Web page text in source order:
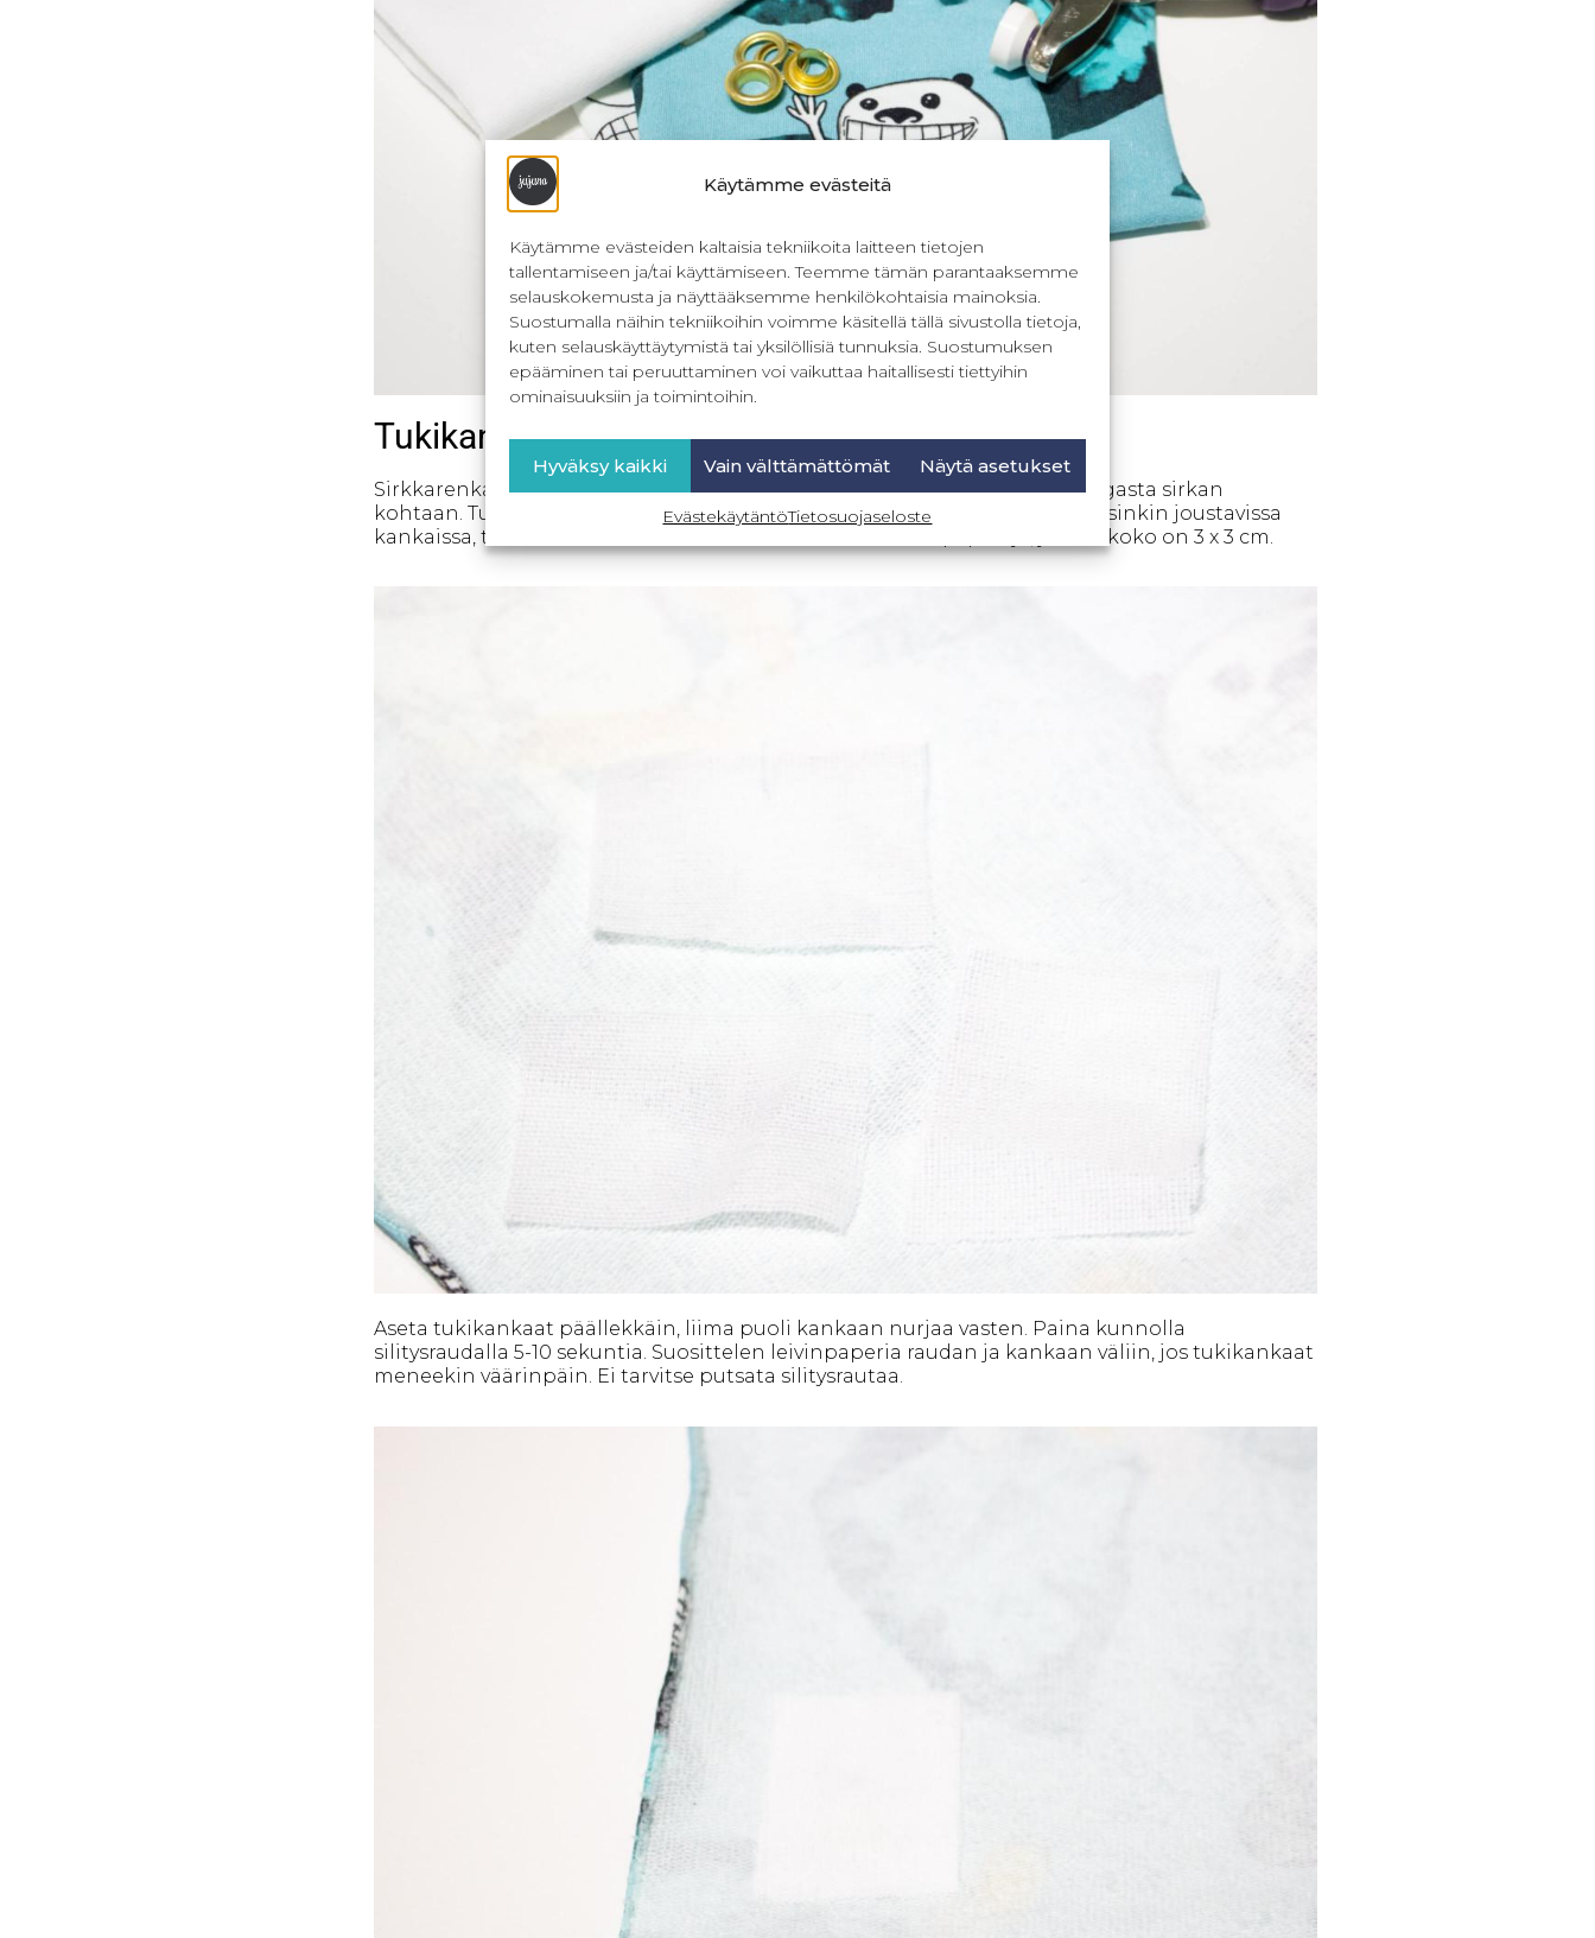
Käytämme evästeitä
Käytämme evästeiden kaltaisia tekniikoita laitteen tietojen
tallentamiseen ja/tai käyttämiseen. Teemme tämän parantaaksemme
selauskokemusta ja näyttääksemme henkilökohtaisia mainoksia.
Suostumalla näihin tekniikoihin voimme käsitellä tällä sivustolla tietoja,
kuten selauskäyttäytymistä tai yksilöllisiä tunnuksia. Suostumuksen
epääminen tai peruuttaminen voi vaikuttaa haitallisesti tiettyihin
ominaisuuksiin ja toimintoihin.
Hyväksy kaikki Vain välttämättömät Näytä asetukset
EvästekäytäntöTietosuojaseloste
Tukikankaan kiinnitys ja merkitseminen
Sirkkarenkaan kiinnitys kankaaseen varmistetaan kiinnittämällä tukikangasta sirkan
kohtaan. Tukikangas tukee sirkan kohtaa kiinnityksessä että käytössä. Varsinkin joustavissa
kankaissa, tämä on ehdoton! Leikkaa tukikankaasta 2-3 kpl paloja, joiden koko on 3 x 3 cm.
Aseta tukikankaat päällekkäin, liima puoli kankaan nurjaa vasten. Paina kunnolla
silitysraudalla 5-10 sekuntia. Suosittelen leivinpaperia raudan ja kankaan väliin, jos tukikankaat
meneekin väärinpäin. Ei tarvitse putsata silitysrautaa.